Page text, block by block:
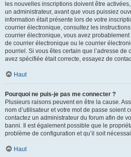
les nouvelles inscriptions doivent être
un administrateur, avant que vous puissiez
information était présente lors de votre
courrier électronique, consultez les
courrier électronique, vous avez
de courrier électronique ou le courrier
pourriel. Si vous êtes certain que l’adresse
avez spécifiée était correcte, essayez de
Haut
Pourquoi ne puis-je pas me connecter ?
Plusieurs raisons peuvent en être la cause.
nom d’utilisateur et votre mot de passe soient
contactez un administrateur du forum afin de
banni. Il est également possible que le
problème de configuration et qu’il soit
Haut